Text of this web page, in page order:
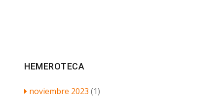
HEMEROTECA
noviembre 2023 (1)